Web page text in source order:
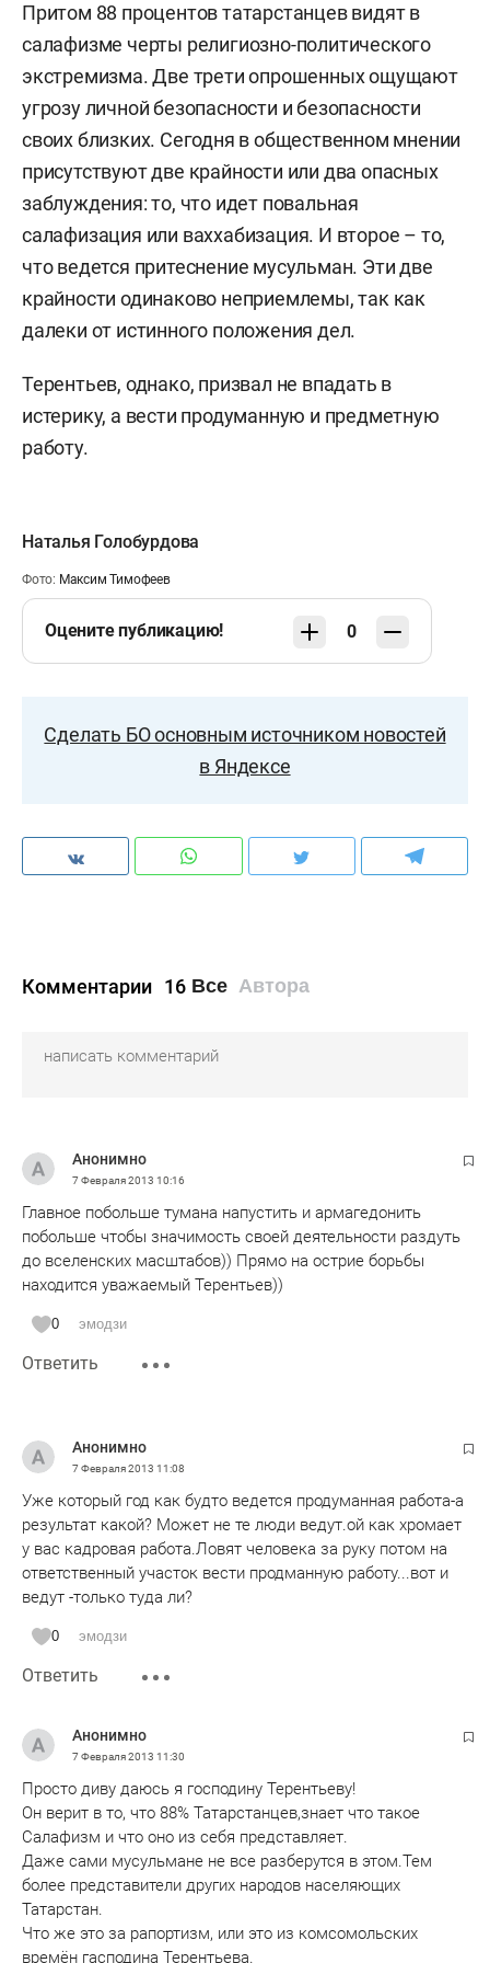
Притом 88 процентов татарстанцев видят в
салафизме черты религиозно-политического
экстремизма. Две трети опрошенных ощущают
угрозу личной безопасности и безопасности
своих близких. Сегодня в общественном мнении
присутствуют две крайности или два опасных
заблуждения: то, что идет повальная
салафизация или ваххабизация. И второе – то,
что ведется притеснение мусульман. Эти две
крайности одинаково неприемлемы, так как
далеки от истинного положения дел.
Терентьев, однако, призвал не впадать в
истерику, а вести продуманную и предметную
работу.
Наталья Голобурдова
Фото: Максим Тимофеев
Оцените публикацию! 0
Сделать БО основным источником новостей
в Яндексе
Комментарии 16 Все Автора
Анонимно
7 Февраля 2013 10:16
Главное побольше тумана напустить и армагедонить
побольше чтобы значимость своей деятельности раздуть
до вселенских масштабов)) Прямо на острие борьбы
находится уважаемый Терентьев))
0 эмодзи
Ответить
Анонимно
7 Февраля 2013 11:08
Уже который год как будто ведется продуманная работа-а
результат какой? Может не те люди ведут.ой как хромает
у вас кадровая работа.Ловят человека за руку потом на
ответственный участок вести продманную работу...вот и
ведут -только туда ли?
0 эмодзи
Ответить
Анонимно
7 Февраля 2013 11:30
Просто диву даюсь я господину Терентьеву!
Он верит в то, что 88% Татарстанцев,знает что такое
Салафизм и что оно из себя представляет.
Даже сами мусульмане не все разберутся в этом.Тем
более представители других народов населяющих
Татарстан.
Что же это за рапортизм, или это из комсомольских
времён гасподина Терентьева.